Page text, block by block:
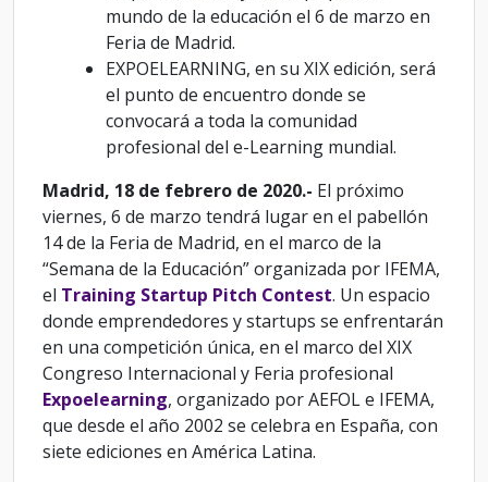
mundo de la educación el 6 de marzo en
Feria de Madrid.
EXPOELEARNING, en su XIX edición, será
el punto de encuentro donde se
convocará a toda la comunidad
profesional del e-Learning mundial.
Madrid, 18 de febrero de 2020.- El próximo
viernes, 6 de marzo tendrá lugar en el pabellón
14 de la Feria de Madrid, en el marco de la
“Semana de la Educación” organizada por IFEMA,
el Training Startup Pitch Contest. Un espacio
donde emprendedores y startups se enfrentarán
en una competición única, en el marco del XIX
Congreso Internacional y Feria profesional
Expoelearning, organizado por AEFOL e IFEMA,
que desde el año 2002 se celebra en España, con
siete ediciones en América Latina.